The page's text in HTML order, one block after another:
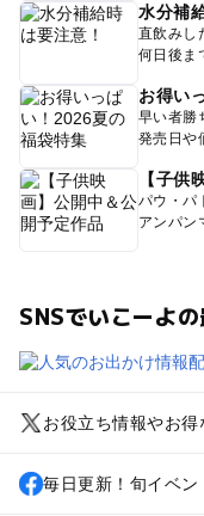
水分補
直飲みし
何日後ま
お得い
早い者勝
発売日や
【子供
パウ・パ
アンパン
SNSでいこーよ
お役立ち情報やお
毎日更新！旬イベン